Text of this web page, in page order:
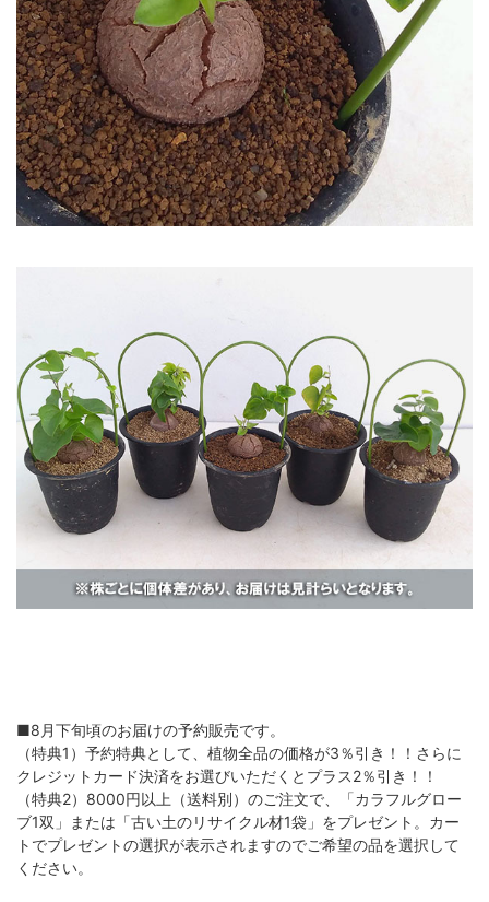
■8月下旬頃のお届けの予約販売です。
（特典1）予約特典として、植物全品の価格が3％引き！！さらに
クレジットカード決済をお選びいただくとプラス2％引き！！
（特典2）8000円以上（送料別）のご注文で、「カラフルグロー
ブ1双」または「古い土のリサイクル材1袋」をプレゼント。カー
トでプレゼントの選択が表示されますのでご希望の品を選択して
ください。